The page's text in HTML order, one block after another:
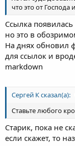
что это от Господа
Ссылка
но это в
На днях обновил
для ссылок и
markdown
Сергей К сказал(а):
Ставьте любого
Старик, пока не
если скажет, то